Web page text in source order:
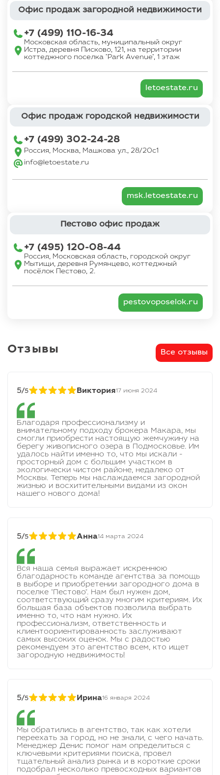
Офис продаж загородной недвижимости
+7 (499) 110-16-34
Московская область, муниципальный округ
Истра, деревня Писково, 121, на территории
коттеджного поселка "Park Avenue", 1 этаж
letoestate.ru
Офис продаж городской недвижимости
+7 (499) 302-24-28
Россия, Москва, Машкова ул., 28/20с1
info@letoestate.ru
msk.letoestate.ru
Пестово офис продаж
+7 (495) 120-08-44
Россия, Московская область, городской округ
Мытищи, деревня Румянцево, коттеджный
посёлок Пестово, 2.
pestovoposelok.ru
Отзывы Все отзывы
5/5 Виктория17 июня 2024
Благодаря профессионализму и
внимательному подходу брокера Макара, мы
смогли приобрести настоящую жемчужину на
берегу живописного озера в Подмосковье. Им
удалось найти именно то, что мы искали -
просторный дом с большим участком в
экологически чистом районе, недалеко от
Москвы. Теперь мы наслаждаемся загородной
жизнью и восхитительными видами из окон
нашего нового дома!
5/5 Анна14 марта 2024
Вся наша семья выражает искреннюю
благодарность команде агентства за помощь
в выборе и приобретении загородного дома в
поселке "Пестово". Нам был нужен дом,
соответствующий сразу многим критериям. Их
большая база объектов позволила выбрать
именно то, что нам нужно. Их
профессионализм, ответственность и
клиентоориентированность заслуживают
самых высоких оценок. Мы с радостью
рекомендуем это агентство всем, кто ищет
загородную недвижимость!
5/5 Ирина16 января 2024
Мы обратились в агентство, так как хотели
переехать за город, но не знали, с чего начать.
Менеджер Денис помог нам определиться с
ключевыми критериями поиска, провел
тщательный анализ рынка и в короткие сроки
подобрал несколько превосходных вариантов